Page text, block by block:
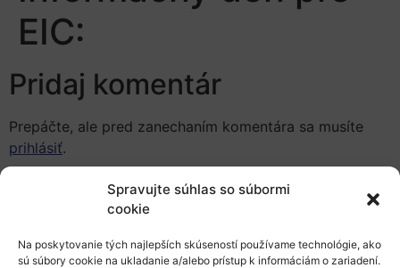
Spravujte súhlas so súbormi
cookie
Na poskytovanie tých najlepších skúseností používame technológie, ako
sú súbory cookie na ukladanie a/alebo prístup k informáciám o zariadení.
EIC:
Pridaj komentár
Prepáčte, ale pred zanechaním komentára sa musíte
prihlásiť.